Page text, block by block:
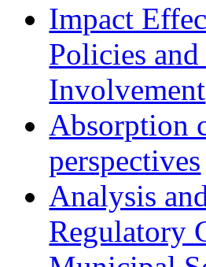
Impact
Policies
Involvement
Absorption
perspectives
Analysis
Regulatory